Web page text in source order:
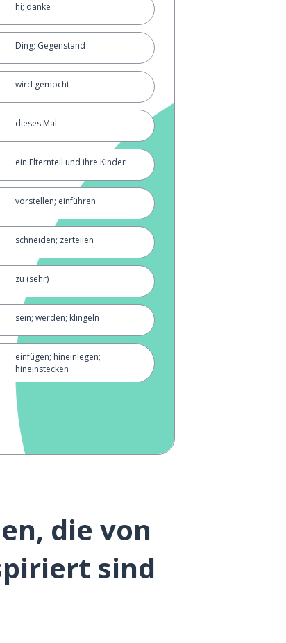
hi; danke
Ding; Gegenstand
wird gemocht
dieses Mal
ein Elternteil und ihre Kinder
vorstellen; einführen
schneiden; zerteilen
zu (sehr)
sein; werden; klingeln
einfügen; hineinlegen;
hineinstecken
Sekunde
aufhören (regnen, schneien)
eifrig; begierig
machen; erstellen
die von
sind